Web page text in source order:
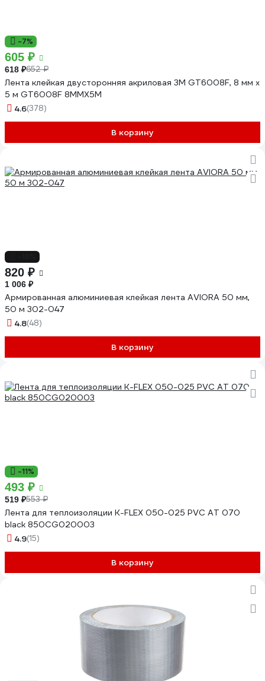
-7%
605 ₽
618 ₽652 ₽
Лента клейкая двусторонняя акриловая 3М GT6008F, 8 мм х
5 м GT6008F 8MMX5M
4.6(378)
В корзину
820 ₽
1 006 ₽
Армированная алюминиевая клейкая лента AVIORA 50 мм,
50 м 302-047
4.8(48)
В корзину
-11%
493 ₽
519 ₽553 ₽
Лента для теплоизоляции K-FLEX 050-025 PVC AT 070
black 850CG020003
4.9(15)
В корзину